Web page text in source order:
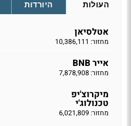
העולות היורדות
אטלסיאן
מחזור: 10,386,111
אייר BNB
מחזור: 7,878,908
מיקרוצ'יפ
טכנולוג'י
מחזור: 6,021,809